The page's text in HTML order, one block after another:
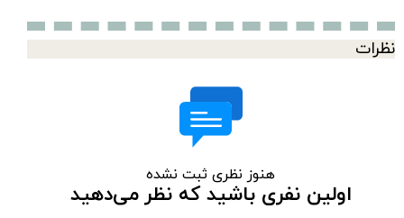
نظرات
هنوز نظری ثبت نشده
اولین نفری باشید که نظر می‌دهید